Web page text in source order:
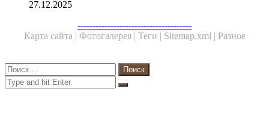
27.12.2025
--------------------------------------
Карта сайта | Фотогалерея | Теги | Sitemap.xml | Разное
Close
Найти:
Close
Search